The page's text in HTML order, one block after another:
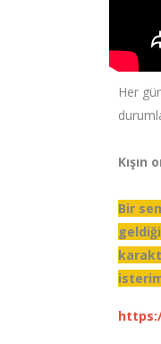
Her
Kışın
Bir